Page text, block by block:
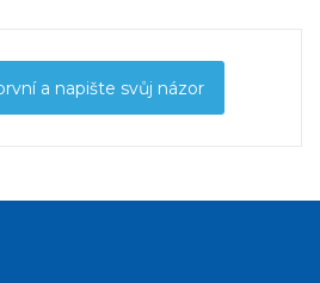
a napište svůj názor